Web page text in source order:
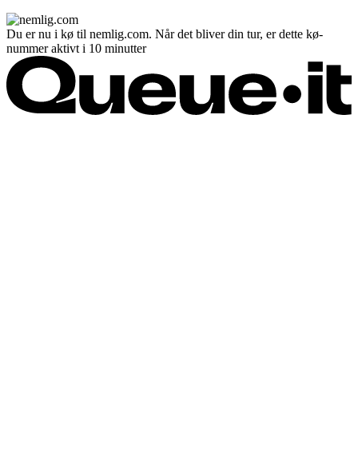
Du er nu i kø til nemlig.com. Når det bliver din tur, er dette kø-
nummer aktivt i 10 minutter